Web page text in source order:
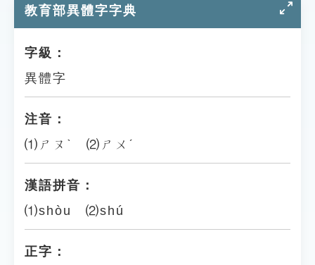
貓頭鷹博士
教育部異體字字典
字級：
異體字
注音：
⑴ㄕㄡˋ ⑵ㄕㄨˊ
漢語拼音：
⑴shòu ⑵shú
正字：